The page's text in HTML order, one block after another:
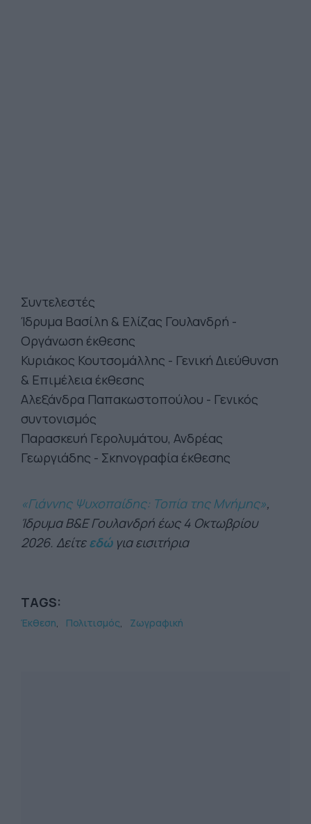
Συντελεστές
Ίδρυμα Βασίλη & Ελίζας Γουλανδρή -
Οργάνωση έκθεσης
Κυριάκος Κουτσομάλλης - Γενική Διεύθυνση
& Επιμέλεια έκθεσης
Αλεξάνδρα Παπακωστοπούλου - Γενικός
συντονισμός
Παρασκευή Γερολυμάτου, Ανδρέας
Γεωργιάδης - Σκηνογραφία έκθεσης
«Γιάννης Ψυχοπαίδης: Τοπία της Μνήμης»,
Ίδρυμα Β&Ε Γουλανδρή έως 4 Οκτωβρίου
2026. Δείτεεδώ για εισιτήρια
TAGS:
Έκθεση Πολιτισμός Ζωγραφική